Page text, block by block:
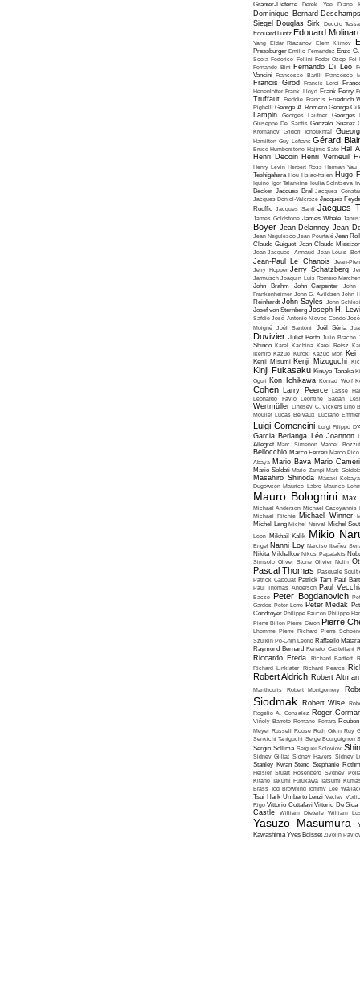
Granier-Deferre
Derek Yee Diane
Dominique Bernard-
Siegel
Douglas Sirk Duccio
Edouard Luntz Edouard
Yang Eldar Riazanov Elem Klimov
Pressburger Emilio Fernandez Enzo
Scola Federico Fellini Fedor Ozep Fei
Fernando Birri Fernando Di Leo
Vancini Francesco Barilli Francesco
Francis Girod Francis Leroi
Henenlotter Frank Lloyd Frank Perry
Truffaut Freddie Francis Friedrich
Righelli George A. Romero George
Lampin Georges Lautner
Georges
Giuseppe De Santis Gonzalo Suarez
Kromanov Grigori Tchoukhraï
Hamilton Guy Lefranc Gérard
Bruce Humberstone Hajime Sato Hal
Henri Decoin Henri Verneuil
Henry Levin Herbert Ross Herman Yau
Teshigahara Hou Hsiao-hsien Hugo
Iquino Igor Talankine Ioulia Solntseva
Becker Jacques Bral Jacques
Jacques Doniol-Valcroze Jacques
Rouffio Jacques Santi Jacques
James Goldstone James Whale
Boyer Jean Delannoy Jean
Jean Negulesco Jean Pourtalé Jean
Claude Guiguet Jean-Claude
Jean-Jacques Annaud Jean-Louis
Jean-Paul Le Chanois
Jean-
Jerry Hopper Jerry Schatzberg
Jarmusch Joaquin Luis Romero
John Brahm
John Carpenter
John
Frankenheimer John G. Avildsen John
Reinhardt John Sayles John
Josef von Sternberg Joseph H.
Safdie José Antonio Nieves Conde
Moigné Joël Santoni Joël Séria
Duvivier Juliet Berto Julio Bracho
Shindo Karel Kachina Karel Reisz
Ikehiro Kazuo Kuroki Kazuo Mori Kei
Kenji Misumi Kenji Mizoguchi
Kinji Fukasaku Kinuyo Tanaka
Oguri Kon Ichikawa Konrad Wolf
Cohen Larry Peerce
Lasse
Leonardo Favio
Leontine Sagan
Wertmüller Lindsey C. Vickers Lino
Moullet Lucas Belvaux Luciano Emmer
Luigi Comencini Luigi Filippo
Garcia Berlanga Léo Joannon
Allégret Marc Simenon Marcel
Bellocchio Marco Ferreri Marco Pico
Abaya Mario Bava Mario
Mario Soldati Mario Zampi Mark
Masahiro Shinoda Masaki
Dugowson Maurice Labro Maurice
Mauro Bolognini Max
Michael Anderson Michael Cacoyannis
Michael Ritchie Michael Winner
Michel Lang Michel Nerval Michel
Leon Mikhaïl Kalik Mikio
Engel Nanni Loy Narciso Ibañez
Nikita Mikhalkov Nikos Papatakis
Simsolo Oliver Stone Olivier Nolin
Pascal Thomas Pasquale
Patrick Cabouat Patrick Tam Paul
Paul Thomas Anderson Paul
Bacso Peter Bogdanovich
Gardos Peter Lorre Peter Medak
Condroyer Philippe Faucon Philippe
Pierre Billon Pierre Caron Pierre
Lhomme Pierre Richard Pierre
Szulkin Po-Chih Leong Raffaello
Raymond Bernard Renato Castellani
Riccardo Freda Richard Bartlett
Richard Linklater Richard Pearce
Robert Aldrich Robert Altman
Manthoulis Robert Montgomery
Siodmak Robert Wise
Rogelio A. Gonzalez Roger
Viñoly Barreto Romano Ferrara
Meyer Russell Rouse Ruth Orkin Ruy
Senkichi Taniguchi Serge Bourguignon
Sergio Sollima Sergueï Soloviov
Sidney Gilliat Sidney Hayers Sidney
Stanley Kwan Steno Stephanie
Heisler Stuart Rosenberg Sydney
Kitano Takumi Furukawa Tatsumi
Brass Tod Browning Tommy Lee
Tsui Hark Umberto Lenzi Vaclav
Rigo Vittorio Cottafavi Vittorio De Sica
Castle William Dieterle William
Yasuzo Masumura
Kawashima Yves Boisset Zivojin